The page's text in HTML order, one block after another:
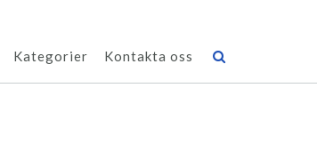
Kategorier Kontakta oss